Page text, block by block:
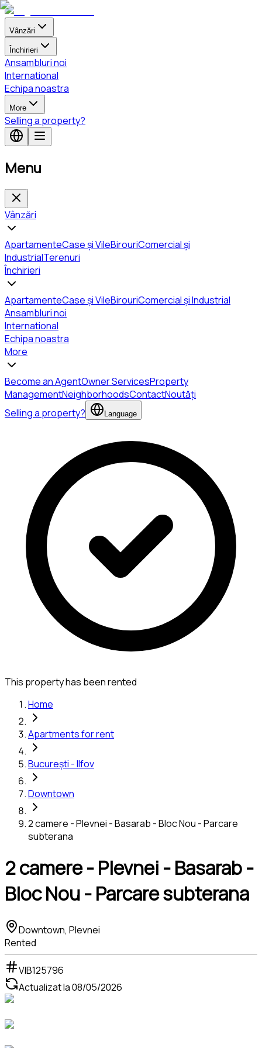
Vânzări
Închirieri
Ansambluri noi
International
Echipa noastra
More
Selling a property?
Menu
Vânzări
ApartamenteCase și VileBirouriComercial și
IndustrialTerenuri
Închirieri
ApartamenteCase și VileBirouriComercial și Industrial
Ansambluri noi
International
Echipa noastra
More
Become an AgentOwner ServicesProperty
ManagementNeighborhoodsContactNoutăți
Selling a property?
Language
This property has been rented
Home
Apartments for rent
București - Ilfov
Downtown
2 camere - Plevnei - Basarab - Bloc Nou - Parcare
subterana
2 camere - Plevnei - Basarab -
Bloc Nou - Parcare subterana
Downtown, Plevnei
Rented
VIB125796
Actualizat la08/05/2026